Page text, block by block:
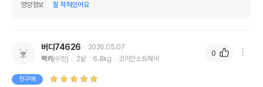
영양정보
잘 적혀있어요
버디74626
2026.05.07
럭키 (수컷) 2살 6.8kg 코리안쇼트헤어
첫구매
0